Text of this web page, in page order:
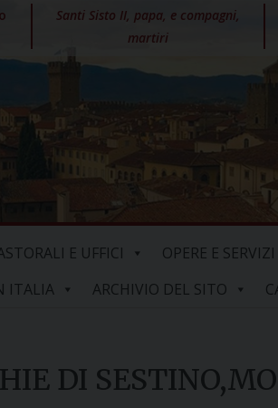
Santi Sisto II, papa, e compagni,
martiri
E UFFICI OPERE E SERVIZI
ITALIA
ARCHIVIO DEL SITO
DI